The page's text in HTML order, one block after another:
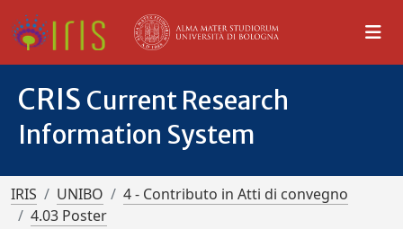
CRIS Current Research
Information System
IRIS UNIBO
4 - Contributo in Atti di convegno
4.03 Poster